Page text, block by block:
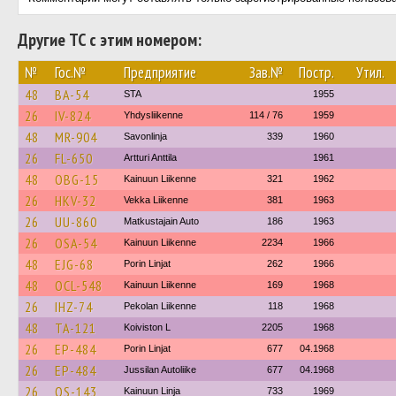
Другие ТС с этим номером:
№ Гос.№ Предприятие Зав.№ Постр. Утил.
48 BA-54 STA 1955
26 IV-824 Yhdysliikenne 114 / 76 1959
48 MR-904 Savonlinja 339 1960
26 FL-650 Artturi Anttila 1961
48 OBG-15 Kainuun Liikenne 321 1962
26 HKV-32 Vekka Liikenne 381 1963
26 UU-860 Matkustajain Auto 186 1963
26 OSA-54 Kainuun Liikenne 2234 1966
48 EJG-68 Porin Linjat 262 1966
48 OCL-548 Kainuun Liikenne 169 1968
26 IHZ-74 Pekolan Liikenne 118 1968
48 TA-121 Koiviston L 2205 1968
26 EP-484 Porin Linjat 677 04.1968
26 EP-484 Jussilan Autoliike 677 04.1968
26 OS-143 Kainuun Linja 733 1969